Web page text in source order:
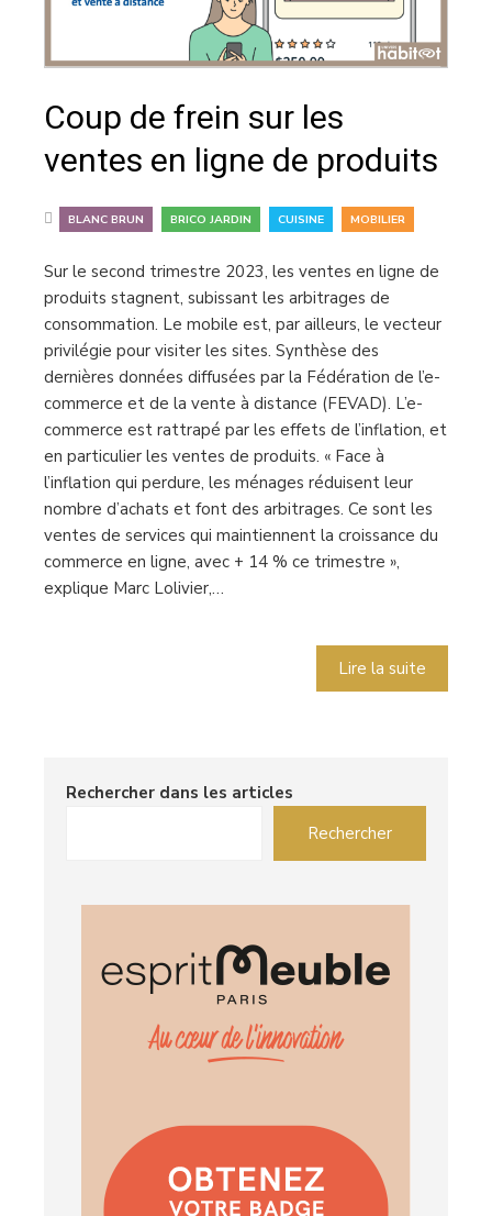
Coup de frein sur les
ventes en ligne de produits
BLANC BRUN BRICO JARDIN CUISINE MOBILIER
Sur le second trimestre 2023, les ventes en ligne de
produits stagnent, subissant les arbitrages de
consommation. Le mobile est, par ailleurs, le vecteur
privilégie pour visiter les sites. Synthèse des
dernières données diffusées par la Fédération de l’e-
commerce et de la vente à distance (FEVAD). L’e-
commerce est rattrapé par les effets de l’inflation, et
en particulier les ventes de produits. « Face à
l’inflation qui perdure, les ménages réduisent leur
nombre d’achats et font des arbitrages. Ce sont les
ventes de services qui maintiennent la croissance du
commerce en ligne, avec + 14 % ce trimestre »,
explique Marc Lolivier,…
Lire la suite
Rechercher dans les articles
Rechercher